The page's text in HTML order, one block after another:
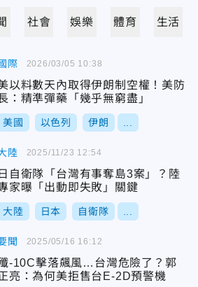
社會 娛樂 體育 生活
際
以料數天內取得伊朗制空權！美防
：精準彈藥「幾乎無窮盡」
美國 以色列 伊朗
2026/03/05 10:38
陸
日自衛隊「台灣有事奪島3案」？陸
家曝「出動即失敗」關鍵
大陸 日本 自衛隊
2025/11/23 12:54
聞
-10C擊落飆風…台灣危險了？郭
亮：為何美拒售台E-2D預警機
2025/05/16 16:12